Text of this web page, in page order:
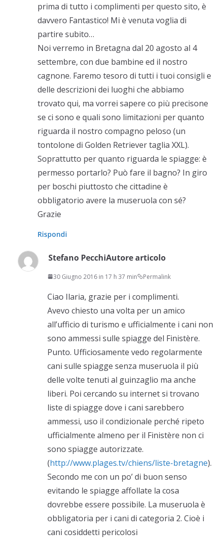
prima di tutto i complimenti per questo sito, è
davvero Fantastico! Mi è venuta voglia di
partire subito…
Noi verremo in Bretagna dal 20 agosto al 4
settembre, con due bambine ed il nostro
cagnone. Faremo tesoro di tutti i tuoi consigli e
delle descrizioni dei luoghi che abbiamo
trovato qui, ma vorrei sapere co più precisone
se ci sono e quali sono limitazioni per quanto
riguarda il nostro compagno peloso (un
tontolone di Golden Retriever taglia XXL).
Soprattutto per quanto riguarda le spiagge: è
permesso portarlo? Può fare il bagno? In giro
per boschi piuttosto che cittadine è
obbligatorio avere la museruola con sé?
Grazie
Rispondi
Stefano PecchiAutore articolo
30 Giugno 2016 in 17 h 37 min Permalink
Ciao Ilaria, grazie per i complimenti.
Avevo chiesto una volta per un amico
all’ufficio di turismo e ufficialmente i cani non
sono ammessi sulle spiagge del Finistère.
Punto. Ufficiosamente vedo regolarmente
cani sulle spiagge senza museruola il più
delle volte tenuti al guinzaglio ma anche
liberi. Poi cercando su internet si trovano
liste di spiagge dove i cani sarebbero
ammessi, uso il condizionale perché ripeto
ufficialmente almeno per il Finistère non ci
sono spiagge autorizzate.
(http://www.plages.tv/chiens/liste-bretagne).
Secondo me con un po’ di buon senso
evitando le spiagge affollate la cosa
dovrebbe essere possibile. La museruola è
obbligatoria per i cani di categoria 2. Cioè i
cani cosiddetti pericolosi